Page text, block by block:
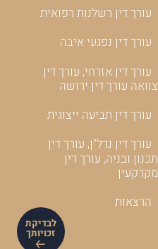
לבדיקת
זכויותך
עורך דין רשלנות רפואית
עורך דין נפגעי איבה
עורך דין אזרחי, עורך דין
צוואה עורך דין ירושה
עורך דין תביעה ייצוגית
עורך דין נדל"ן, עורך דין
תכנון ובניה, עורך דין
מקרקעין
הרצאות